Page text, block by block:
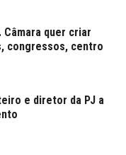
quer criar
congressos, centro
e diretor da PJ a